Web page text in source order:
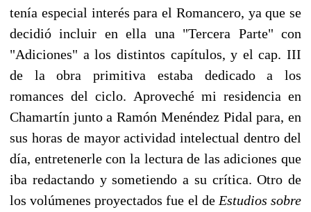
tenía especial interés para el Romancero, ya que se
decidió incluir en ella una "Ter­cera Parte" con
"Adiciones" a los distintos capítulos, y el cap. III
de la obra primitiva estaba dedicado a los
romances del ciclo. Aproveché mi residencia en
Chamartín junto a Ramón Me­néndez Pidal para, en
sus horas de mayor actividad intelectual dentro del
día, entretenerle con la lectura de las adiciones que
iba redactando y sometiendo a su crítica. Otro de
los volúmenes proyectados fue el de Estudios sobre